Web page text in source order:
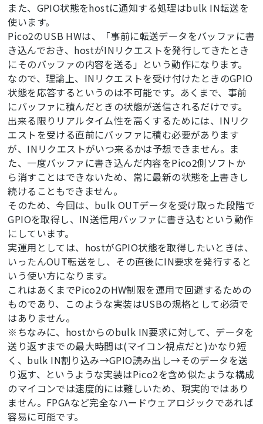
また、GPIO状態をhostに通知する処理はbulk IN転送を
使います。
Pico2のUSB HWは、「事前に転送データをバッファに書
き込んでおき、hostがINリクエストを発行してきたとき
にそのバッファの内容を送る」という動作になります。
なので、理論上、INリクエストを受け付けたときのGPIO
状態を応答するというのは不可能です。あくまで、事前
にバッファに積んだときの状態が送信されるだけです。
出来る限りリアルタイム性を高くするためには、INリク
エストを受ける直前にバッファに積む必要があります
が、INリクエストがいつ来るかは予想できません。ま
た、一度バッファに書き込んだ内容をPico2側ソフトか
ら消すことはできないため、常に最新の状態を上書きし
続けることもできません。
そのため、今回は、bulk OUTデータを受け取った段階で
GPIOを取得し、IN送信用バッファに書き込むという動作
にしています。
実運用としては、hostがGPIO状態を取得したいときは、
いったんOUT転送をし、その直後にIN要求を発行すると
いう使い方になります。
これはあくまでPico2のHW制限を運用で回避するための
ものであり、このような実装はUSBの規格として必須で
はありません。
※ちなみに、hostからのbulk IN要求に対して、データを
送り返すまでの最大時間は(マイコン視点だと)かなり短
く、bulk IN割り込み→GPIO読み出し→そのデータを送
り返す、というような実装はPico2を含め似たような構成
のマイコンでは速度的には難しいため、現実的ではあり
ません。FPGAなど完全なハードウェアロジックであれば
容易に可能です。